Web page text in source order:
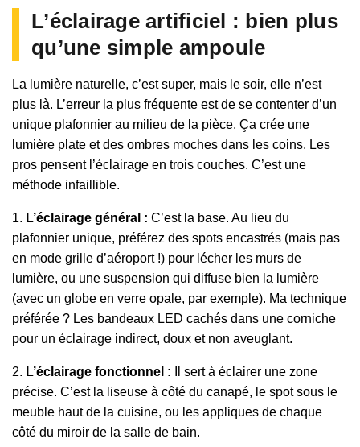
L’éclairage artificiel : bien plus
qu’une simple ampoule
La lumière naturelle, c’est super, mais le soir, elle n’est
plus là. L’erreur la plus fréquente est de se contenter d’un
unique plafonnier au milieu de la pièce. Ça crée une
lumière plate et des ombres moches dans les coins. Les
pros pensent l’éclairage en trois couches. C’est une
méthode infaillible.
1. L’éclairage général : C’est la base. Au lieu du
plafonnier unique, préférez des spots encastrés (mais pas
en mode grille d’aéroport !) pour lécher les murs de
lumière, ou une suspension qui diffuse bien la lumière
(avec un globe en verre opale, par exemple). Ma technique
préférée ? Les bandeaux LED cachés dans une corniche
pour un éclairage indirect, doux et non aveuglant.
2. L’éclairage fonctionnel : Il sert à éclairer une zone
précise. C’est la liseuse à côté du canapé, le spot sous le
meuble haut de la cuisine, ou les appliques de chaque
côté du miroir de la salle de bain.